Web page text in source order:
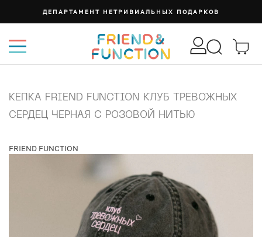
ДЕПАРТАМЕНТ НЕТРИВИАЛЬНЫХ ПОДАРКОВ
КЕПКА FRIEND FUNCTION КЛУБ ТРЕВОЖНЫХ
СЕРДЕЦ ЧЕРНАЯ С РОЗОВОЙ НИТЬЮ
FRIEND FUNCTION